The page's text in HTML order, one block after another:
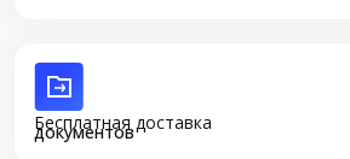
Бесплатная доставка
документов